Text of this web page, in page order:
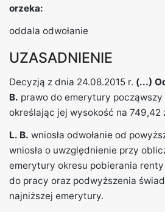
orzeka:
oddala odwołanie
UZASADNIENIE
Decyzją z dnia 24.08.2015 r. (...)
B. prawo do emerytury począwszy
określając jej wysokość na 749,42
L. B. wniosła odwołanie od
wniosła o uwzględnienie przy
emerytury okresu pobierania
do pracy oraz podwyższenia
najniższej emerytury.